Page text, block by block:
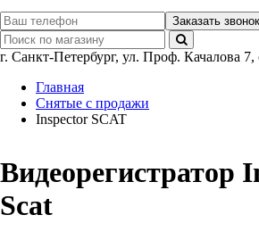
Заказать звонок
г. Санкт-Петербург, ул. Проф. Качалова 7,
Главная
Снятые с продажи
Inspector SCAT
Видеорегистратор
Scat